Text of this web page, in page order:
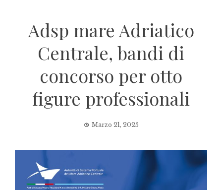
Adsp mare Adriatico
Centrale, bandi di
concorso per otto
figure professionali
Marzo 21, 2025